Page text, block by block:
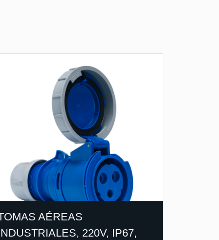
AÉREAS
220V, IP67,